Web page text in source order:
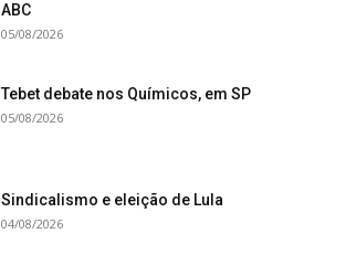
ABC
05/08/2026
Tebet debate nos Químicos, em SP
05/08/2026
Sindicalismo e eleição de Lula
04/08/2026